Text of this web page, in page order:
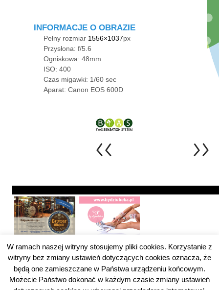
INFORMACJE O OBRAZIE
Pełny rozmiar 1556×1037px
Przysłona: f/5.6
Ogniskowa: 48mm
ISO: 400
Czas migawki: 1/60 sec
Aparat: Canon EOS 600D
Pytanie do ZUS Kategoria Pytanie do ZUS
W ramach naszej witryny stosujemy pliki cookies. Korzystanie z
witryny bez zmiany ustawień dotyczących cookies oznacza, że
będą one zamieszczane w Państwa urządzeniu końcowym.
Możecie Państwo dokonać w każdym czasie zmiany ustawień